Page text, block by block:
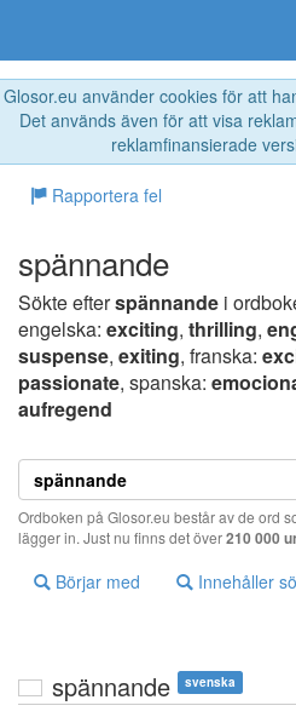
Glosor.eu använder cookies för att
Det används även för att visa
reklamfinansierade
Rapportera fel
spännande
Sökte efterspännande i
engelska: exciting, thrilling,
suspense, exiting, franska:
passionate, spanska:
aufregend
Ordboken på Glosor.eu består av de ord
lägger in. Just nu finns det över210 000
Börjar med Innehåller
spännande svenska